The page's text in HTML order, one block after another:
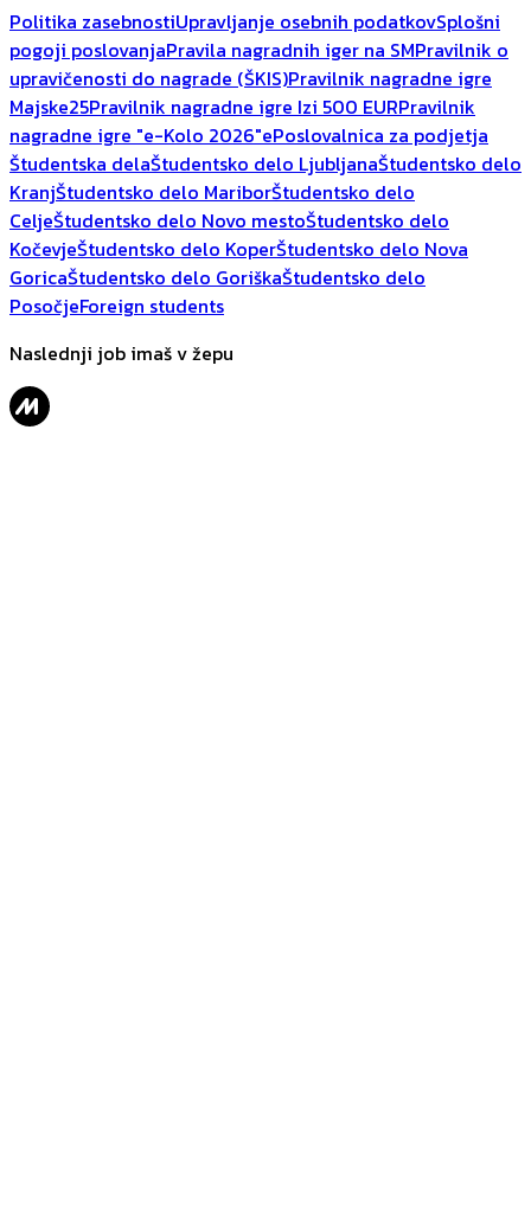
Politika zasebnostiUpravljanje osebnih podatkovSplošni
pogoji poslovanjaPravila nagradnih iger na SMPravilnik o
upravičenosti do nagrade (ŠKIS)Pravilnik nagradne igre
Majske25Pravilnik nagradne igre Izi 500 EURPravilnik
nagradne igre "e-Kolo 2026"ePoslovalnica za podjetja
Študentska delaŠtudentsko delo LjubljanaŠtudentsko delo
KranjŠtudentsko delo MariborŠtudentsko delo
CeljeŠtudentsko delo Novo mestoŠtudentsko delo
KočevjeŠtudentsko delo KoperŠtudentsko delo Nova
GoricaŠtudentsko delo GoriškaŠtudentsko delo
PosočjeForeign students
Naslednji job imaš v žepu